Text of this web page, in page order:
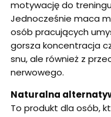
motywację do
Jednocześnie maca
osób pracujących
gorsza koncentracja
snu, ale również z
nerwowego.
Naturalna
To produkt dla osób,